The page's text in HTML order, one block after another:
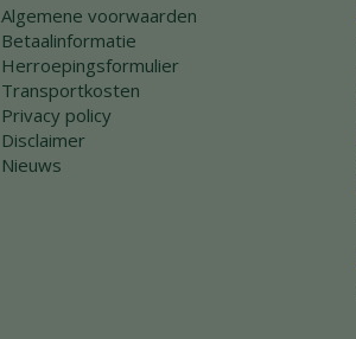
Algemene voorwaarden
Betaalinformatie
Herroepingsformulier
Transportkosten
Privacy policy
Disclaimer
Nieuws